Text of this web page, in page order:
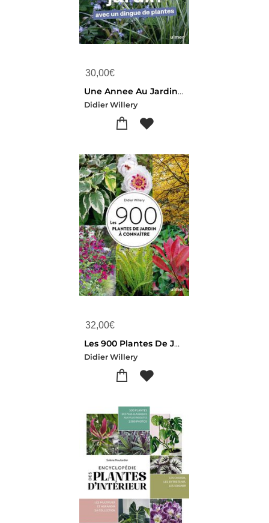
30,00€
Une Annee Au Jardin Avec Un Dingue De Plantes : Idees Et Solutions Inspirees De La Nature
Didier Willery
32,00€
Les 900 Plantes De Jardin A Connaitre
Didier Willery